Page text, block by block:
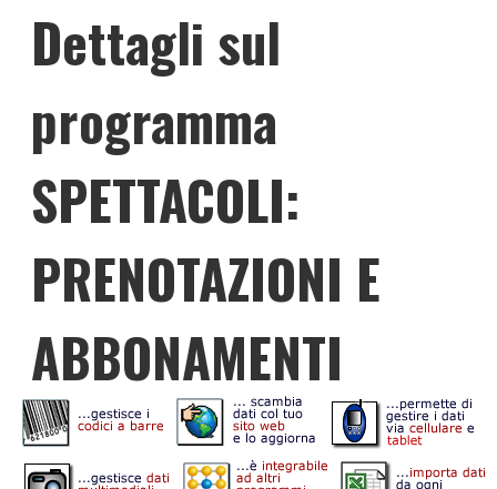
Dettagli sul
programma
SPETTACOLI:
PRENOTAZIONI E
ABBONAMENTI